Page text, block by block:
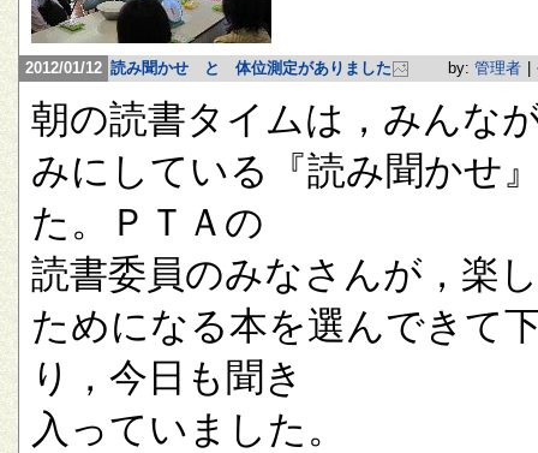
2012/01/12 読み聞かせ と 体位測定がありました by: 管理者
朝の読書タイムは，みんな
みにしている『読み聞かせ
た。ＰＴＡの
読書委員のみなさんが，楽
ためになる本を選んできて
り，今日も聞き
入っていました。